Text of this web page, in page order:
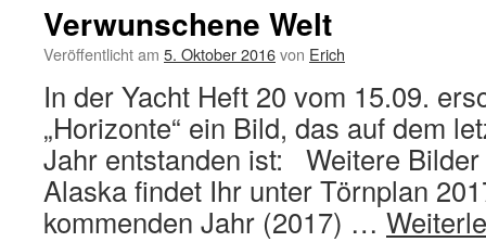
Verwunschene Welt
Veröffentlicht am 5. Oktober 2016von Erich
In der Yacht Heft 20 vom 15.09.
„Horizonte“ ein Bild, das auf dem
Jahr entstanden ist: Weitere
Alaska findet Ihr unter Törnplan
kommenden Jahr (2017) …